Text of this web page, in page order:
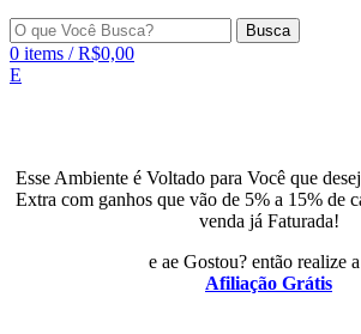
Busca
0 items / R$0,00
E
Esse Ambiente é Voltado para Você que
Extra com ganhos que vão de 5% a 15% de
venda já Faturada!
e ae Gostou? então realize
Afiliação Grátis